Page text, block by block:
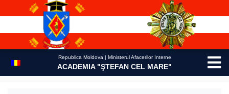
Republica Moldova | Ministerul Afacerilor Interne
ACADEMIA "ŞTEFAN CEL MARE"